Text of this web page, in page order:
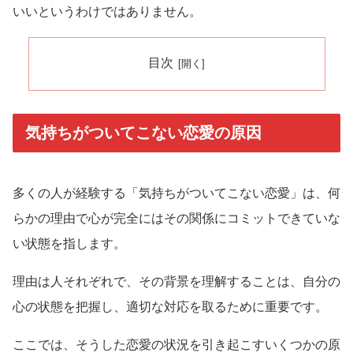
いいというわけではありません。
目次
気持ちがついてこない恋愛の原因
多くの人が経験する「気持ちがついてこない恋愛」は、何
らかの理由で心が完全にはその関係にコミットできていな
い状態を指します。
理由は人それぞれで、その背景を理解することは、自分の
心の状態を把握し、適切な対応を取るために重要です。
ここでは、そうした恋愛の状況を引き起こすいくつかの原